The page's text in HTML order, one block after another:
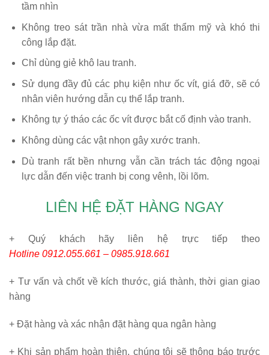
tầm nhìn
Không treo sát trần nhà vừa mất thẩm mỹ và khó thi
công lắp đặt.
Chỉ dùng giẻ khô lau tranh.
Sử dụng đầy đủ các phụ kiện như ốc vít, giá đỡ, sẽ có
nhân viên hướng dẫn cụ thể lắp tranh.
Không tự ý tháo các ốc vít được bắt cố định vào tranh.
Không dùng các vật nhọn gây xước tranh.
Dù tranh rất bền nhưng vẫn cần trách tác động ngoại
lực dẫn đến việc tranh bị cong vênh, lồi lõm.
LIÊN HỆ ĐẶT HÀNG NGAY
+ Quý khách hãy liên hệ trực tiếp theo
Hotline 0912.055.661 – 0985.918.661
+ Tư vấn và chốt về kích thước, giá thành, thời gian giao
hàng
+ Đặt hàng và xác nhận đặt hàng qua ngân hàng
+ Khi sản phẩm hoàn thiện, chúng tôi sẽ thông báo trước